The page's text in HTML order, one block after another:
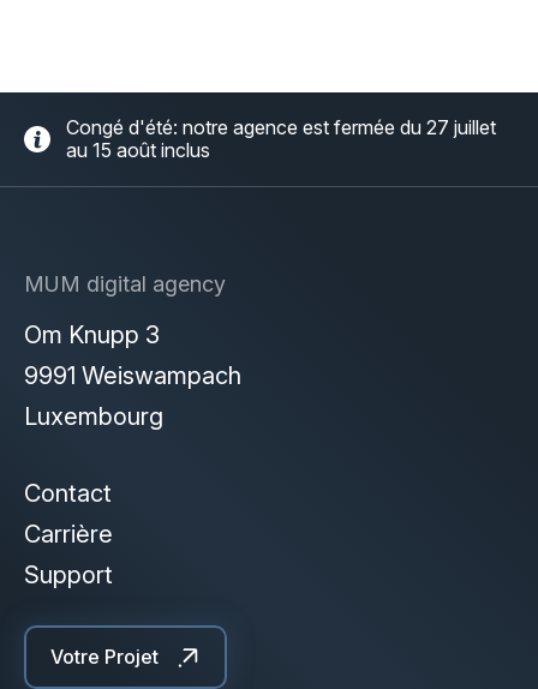
Congé d'été: notre agence est fermée du 27 juillet
au 15 août inclus
MUM digital agency
Om Knupp 3
9991 Weiswampach
Luxembourg
Contact
Carrière
Support
Votre Projet